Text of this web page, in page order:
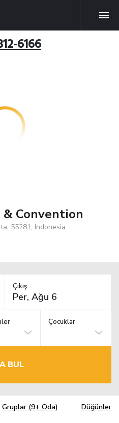
6166
Convention
55281, Indonesia
Çıkış:
Çocuklar
BUL
Gruplar (9+ Oda) Düğünler